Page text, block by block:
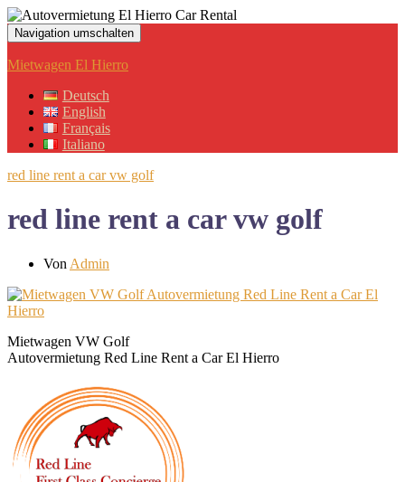
Navigation umschalten
Mietwagen El Hierro
Deutsch
English
Français
Italiano
red line rent a car vw golf
red line rent a car vw golf
Von Admin
Mietwagen VW Golf
Autovermietung Red Line Rent a Car El Hierro